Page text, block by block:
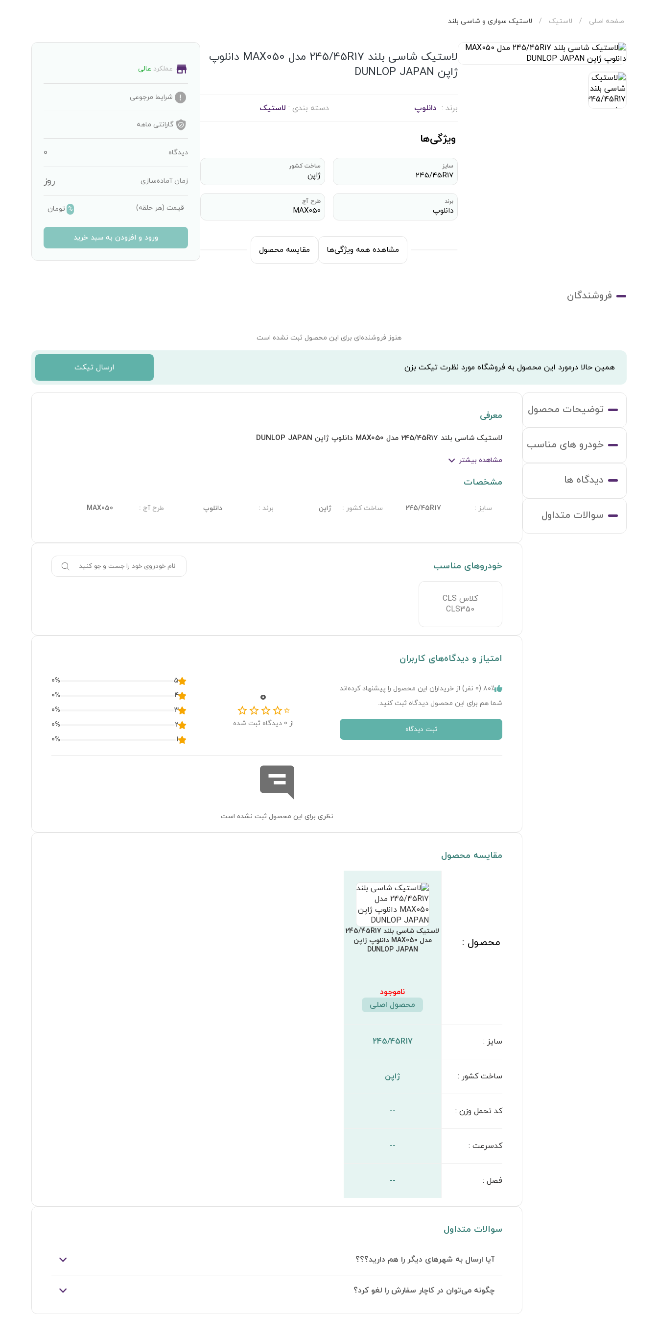
صفحه اصلی / لاستیک / لاستیک سواری و شاسی بلند
لاستیک شاسی بلند 245/45R17 مدل MAX050 دانلوپ
ژاپن DUNLOP JAPAN
برند : دانلوپ دسته بندی : لاستیک
ویژگی‌ها
سایز
245/45R17
ساخت کشور
ژاپن
برند
دانلوپ
طرح آج
MAX050
مشاهده همه ویژگی‌ها مقایسه محصول
عملکرد عالی
شرایط مرجوعی
گارانتی ماهه
دیدگاه 0
زمان آماده‌سازی روز
قیمت (هر حلقه) % تومان
ورود و افزودن به سبد خرید
فروشندگان
هنوز فروشنده‌ای برای این محصول ثبت نشده است
همین حالا درمورد این محصول به فروشگاه مورد نظرت تیکت بزن ارسال تیکت
توضیحات محصول
خودرو های مناسب
دیدگاه ها
سوالات متداول
معرفی
لاستیک شاسی بلند 245/45R17 مدل MAX050 دانلوپ ژاپن DUNLOP JAPAN
مشاهده بیشتر
مشخصات
سایز :
245/45R17 ساخت کشور : ژاپن برند : دانلوپ طرح آج :
MAX050
خودروهای مناسب
کلاس CLS
CLS350
امتیاز و دیدگاه‌های کاربران
۸۰٪ ( 0 نفر) از خریداران این محصول را پیشنهاد کرده‌اند
شما هم برای این محصول دیدگاه ثبت کنید.
ثبت دیدگاه
0
از 0 دیدگاه ثبت شده
5
0%
4
0%
3
0%
2
0%
1
0%
نظری برای این محصول ثبت نشده است
مقایسه محصول
محصول :
لاستیک شاسی بلند 245/45R17
مدل MAX050 دانلوپ ژاپن
DUNLOP JAPAN
ناموجود
محصول اصلی
سایز :
245/45R17
ساخت کشور : ژاپن
کد تحمل وزن:
--
کدسرعت:
--
فصل:
--
سوالات متداول
آیا ارسال به شهرهای دیگر را هم دارید؟؟؟
چگونه می‌توان در کاچار سفارش را لغو کرد؟